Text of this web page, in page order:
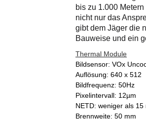
bis zu 1.000
nicht nur das
gibt dem Jäger die
Bauweise und ein
Thermal Module
Bildsensor: VOx
Auflösung: 640 x 512
Bildfrequenz: 50Hz
Pixelintervall: 12µm
NETD: weniger als
Brennweite: 50 mm